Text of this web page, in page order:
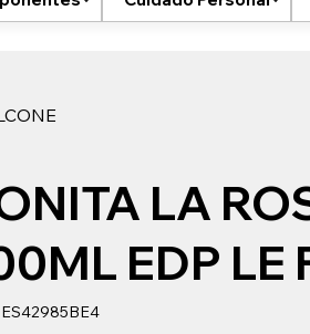
LA
EDP LE
SKU
ES42985BE4
ES42985BE4